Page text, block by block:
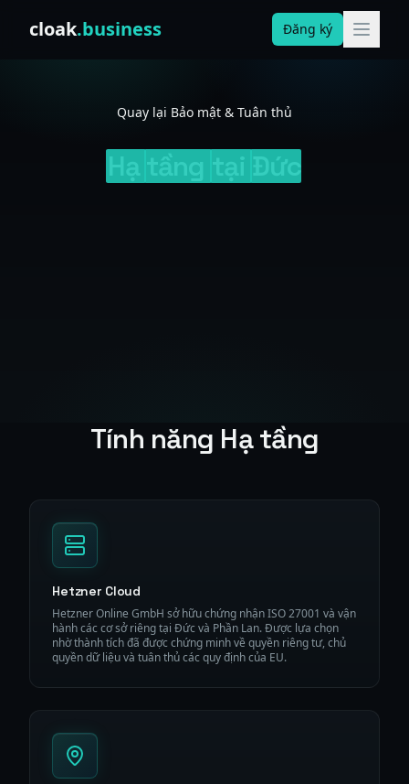
cloak.business Đăng ký
Quay lại Bảo mật & Tuân thủ
Tính năng Hạ tầng
Hetzner Cloud
Hetzner Online GmbH sở hữu chứng nhận ISO 27001 và vận
hành các cơ sở riêng tại Đức và Phần Lan. Được lựa chọn
nhờ thành tích đã được chứng minh về quyền riêng tư, chủ
quyền dữ liệu và tuân thủ các quy định của EU.